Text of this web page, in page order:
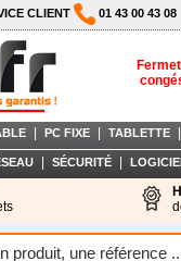
CLIENT 01 43 00 43 08
PC FIXE TABLETTE
SÉCURITÉ